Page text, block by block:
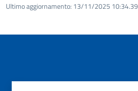
Ultimo aggiornamento: 13/11/2025 10:34.39